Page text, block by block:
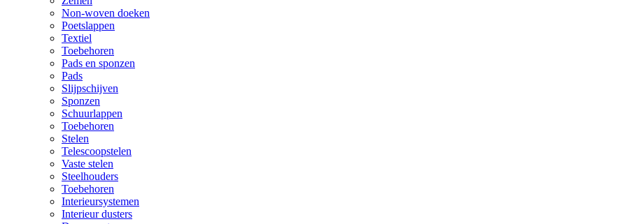
Non-woven doeken
Poetslappen
Textiel
Toebehoren
Pads en sponzen
Pads
Slijpschijven
Sponzen
Schuurlappen
Toebehoren
Stelen
Telescoopstelen
Vaste stelen
Steelhouders
Toebehoren
Interieursystemen
Interieur dusters